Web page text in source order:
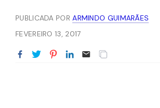
PUBLICADA PORARMINDO GUIMARÃES
FEVEREIRO 13, 2017